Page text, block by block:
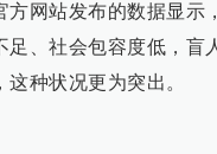
网站发布的数据显示
、社会包容度低，盲
种状况更为突出。